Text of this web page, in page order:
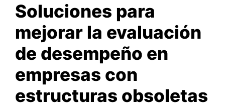
Soluciones para
mejorar la evaluación
de desempeño en
empresas con
estructuras obsoletas